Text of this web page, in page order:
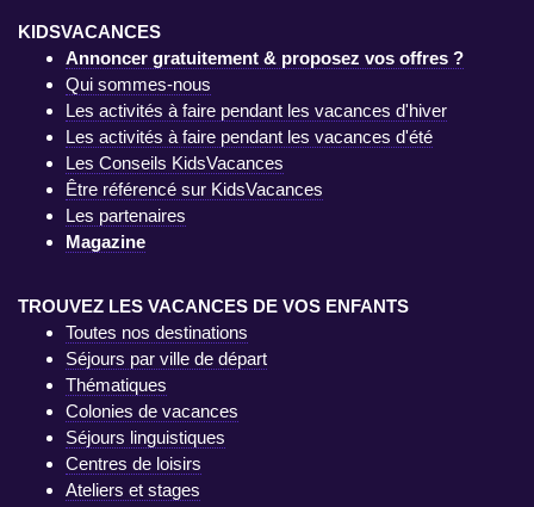
KIDSVACANCES
Annoncer gratuitement & proposez vos offres ?
Qui sommes-nous
Les activités à faire pendant les vacances d'hiver
Les activités à faire pendant les vacances d'été
Les Conseils KidsVacances
Être référencé sur KidsVacances
Les partenaires
Magazine
TROUVEZ LES VACANCES DE VOS ENFANTS
Toutes nos destinations
Séjours par ville de départ
Thématiques
Colonies de vacances
Séjours linguistiques
Centres de loisirs
Ateliers et stages